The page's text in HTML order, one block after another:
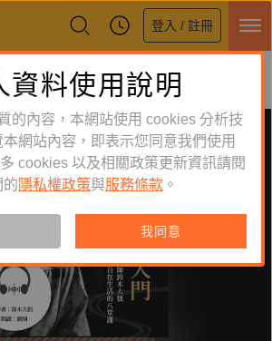
登入 / 註冊
新APP上線
級，即刻下載
資料使用說明
的內容，本網站使用 cookies 分析技
網站內容，即表示您同意我們使用
cookies 以及相關政策更新資訊請閱
的 隱私權政策與服務條款 。
我同意